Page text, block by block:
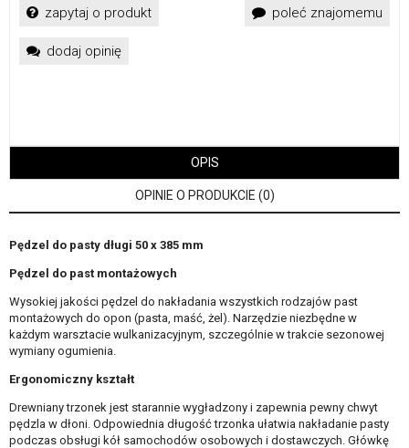
zapytaj o produkt poleć znajomemu
dodaj opinię
OPIS
OPINIE O PRODUKCIE (0)
Pędzel do pasty długi 50 x 385 mm
Pędzel do past montażowych
Wysokiej jakości pędzel do nakładania wszystkich rodzajów past
montażowych do opon (pasta, maść, żel). Narzędzie niezbędne w
każdym warsztacie wulkanizacyjnym, szczególnie w trakcie sezonowej
wymiany ogumienia.
Ergonomiczny kształt
Drewniany trzonek jest starannie wygładzony i zapewnia pewny chwyt
pędzla w dłoni. Odpowiednia długość trzonka ułatwia nakładanie pasty
podczas obsługi kół samochodów osobowych i dostawczych. Główkę